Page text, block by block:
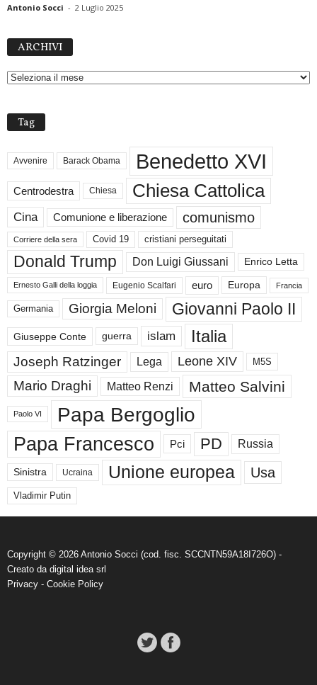
Antonio Socci - 2 Luglio 2025
ARCHIVI
H
Tag
Avvenire Barack Obama Benedetto XVI
Centrodestra Chiesa Chiesa Cattolica
Cina Comunione e liberazione comunismo
Corriere della sera Covid 19 cristiani perseguitati
Donald Trump Don Luigi Giussani Enrico Letta
Ernesto Galli della loggia Eugenio Scalfari euro Europa Francia
Germania Giorgia Meloni Giovanni Paolo II
Giuseppe Conte guerra islam Italia
Joseph Ratzinger Lega Leone XIV M5S
Mario Draghi Matteo Renzi Matteo Salvini
Paolo VI Papa Bergoglio
Papa Francesco Pci PD Russia
Sinistra Ucraina Unione europea Usa
Vladimir Putin
Copyright © 2026 Antonio Socci (cod. fisc. SCCNTN59A18I726O) -
Creato da digital idea srl
Privacy - Cookie Policy